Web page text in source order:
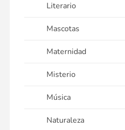
Literario
Mascotas
Maternidad
Misterio
Música
Naturaleza